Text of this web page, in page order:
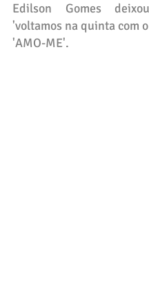
Edilson Gomes
'voltamos na quinta com
'AMO-ME'.